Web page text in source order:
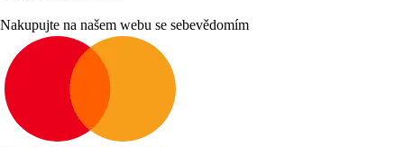
Nakupujte na našem webu se sebevědomím